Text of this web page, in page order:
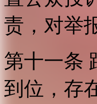
责，对举
第十一条
到位，存